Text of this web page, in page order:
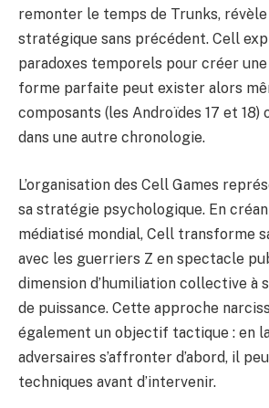
remonter le temps de Trunks,
stratégique sans précédent. Cell
paradoxes temporels pour créer
forme parfaite peut exister alors
composants (les Androïdes 17 et 18)
dans une autre chronologie.
L’organisation des Cell Games
sa stratégie psychologique. En
médiatisé mondial, Cell transforme
avec les guerriers Z en spectacle
dimension d’humiliation collective à
de puissance. Cette approche
également un objectif tactique : en
adversaires s’affronter d’abord, il
techniques avant d’intervenir.